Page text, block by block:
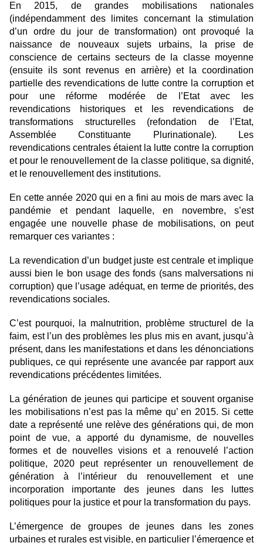
En 2015, de grandes mobilisations nationales
(indépendamment des limites concernant la stimulation
d’un ordre du jour de transformation) ont provoqué la
naissance de nouveaux sujets urbains, la prise de
conscience de certains secteurs de la classe moyenne
(ensuite ils sont revenus en arrière) et la coordination
partielle des revendications de lutte contre la corruption et
pour une réforme modérée de l’Etat avec les
revendications historiques et les revendications de
transformations structurelles (refondation de l’Etat,
Assemblée Constituante Plurinationale). Les
revendications centrales étaient la lutte contre la corruption
et pour le renouvellement de la classe politique, sa dignité,
et le renouvellement des institutions.
En cette année 2020 qui en a fini au mois de mars avec la
pandémie et pendant laquelle, en novembre, s’est
engagée une nouvelle phase de mobilisations, on peut
remarquer ces variantes :
La revendication d’un budget juste est centrale et implique
aussi bien le bon usage des fonds (sans malversations ni
corruption) que l’usage adéquat, en terme de priorités, des
revendications sociales.
C’est pourquoi, la malnutrition, problème structurel de la
faim, est l’un des problèmes les plus mis en avant, jusqu’à
présent, dans les manifestations et dans les dénonciations
publiques, ce qui représente une avancée par rapport aux
revendications précédentes limitées.
La génération de jeunes qui participe et souvent organise
les mobilisations n’est pas la même qu’ en 2015. Si cette
date a représenté une relève des générations qui, de mon
point de vue, a apporté du dynamisme, de nouvelles
formes et de nouvelles visions et a renouvelé l’action
politique, 2020 peut représenter un renouvellement de
génération à l’intérieur du renouvellement et une
incorporation importante des jeunes dans les luttes
politiques pour la justice et pour la transformation du pays.
L’émergence de groupes de jeunes dans les zones
urbaines et rurales est visible, en particulier l’émergence et